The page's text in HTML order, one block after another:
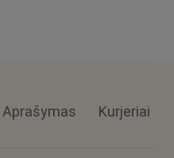
Aprašymas Kurjeriai